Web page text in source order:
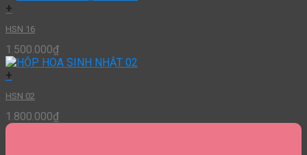
+
HSN 16
1.500.000₫
+
HSN 02
1.800.000₫